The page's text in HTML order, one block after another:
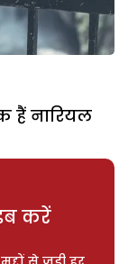
हैं नारियल
करें